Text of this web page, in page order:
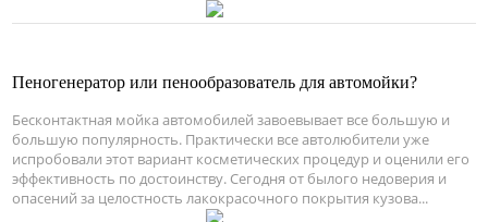
Пеногенератор или пенообразователь для автомойки?
Бесконтактная мойка автомобилей завоевывает все большую и
большую популярность. Практически все автолюбители уже
испробовали этот вариант косметических процедур и оценили его
эффективность по достоинству. Сегодня от былого недоверия и
опасений за целостность лакокрасочного покрытия кузова...